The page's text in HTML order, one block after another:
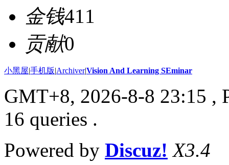
金钱411
贡献0
小黑屋|手机版|Archiver|Vision And Learning SEminar
GMT+8, 2026-8-8 23:15 ,
16 queries .
Powered by Discuz! X3.4